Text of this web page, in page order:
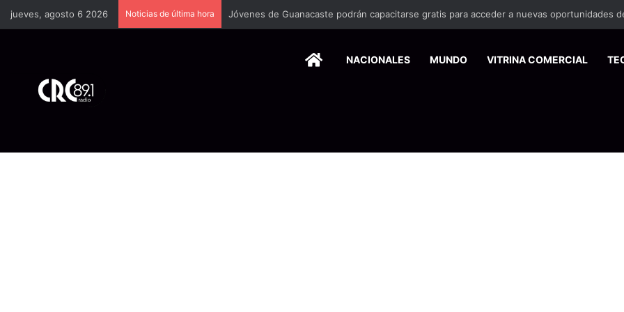
jueves, agosto 6 2026 Noticias de última hora
HOMENACIONALES MUNDO VITRINA COMERCIAL